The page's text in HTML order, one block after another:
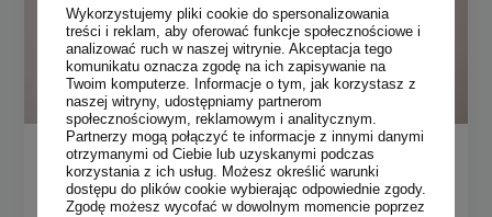
Wykorzystujemy pliki cookie do spersonalizowania
treści i reklam, aby oferować funkcje społecznościowe i
analizować ruch w naszej witrynie. Akceptacja tego
komunikatu oznacza zgodę na ich zapisywanie na
Twoim komputerze. Informacje o tym, jak korzystasz z
naszej witryny, udostępniamy partnerom
społecznościowym, reklamowym i analitycznym.
Partnerzy mogą połączyć te informacje z innymi danymi
otrzymanymi od Ciebie lub uzyskanymi podczas
korzystania z ich usług. Możesz określić warunki
dostępu do plików cookie wybierając odpowiednie zgody.
Zgodę możesz wycofać w dowolnym momencie poprzez
Zamykanie naczynek krwionośnych w
Krakowie. Przyczyny pękających
naczynek na twarzy i jak im